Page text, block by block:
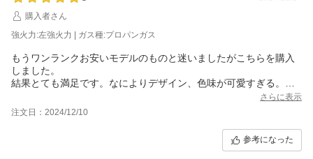
購入者さん
強火力:左強火力 | ガス種:プロパンガス
もうワンランクお安いモデルのものと迷いましたがこちらを購入
しました。
結果とても満足です。なによりデザイン、色味が可愛すぎる。
白で汚れが目立つのでこまめにお掃除する気になれます。
ココットプレートや炊飯モードなど、機能満載なので使いこなせ
るように頑張りたいと思います。
さらに表示
注文日：2024/12/10
参考になった